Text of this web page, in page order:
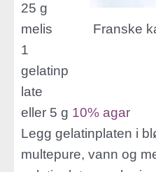
Franske
25 g
melis
1
gelatinp
late
eller 5 g 10% agar
Legg gelatinplaten i
multepure, vann og